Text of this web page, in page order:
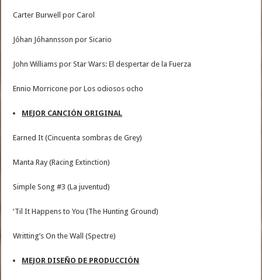
Carter Burwell por Carol
Jóhan Jóhannsson por Sicario
John Williams por Star Wars: El despertar de la Fuerza
Ennio Morricone por Los odiosos ocho
MEJOR CANCIÓN ORIGINAL
Earned It (Cincuenta sombras de Grey)
Manta Ray (Racing Extinction)
Simple Song #3 (La juventud)
‘Til It Happens to You (The Hunting Ground)
Writting’s On the Wall (Spectre)
MEJOR DISEÑO DE PRODUCCIÓN